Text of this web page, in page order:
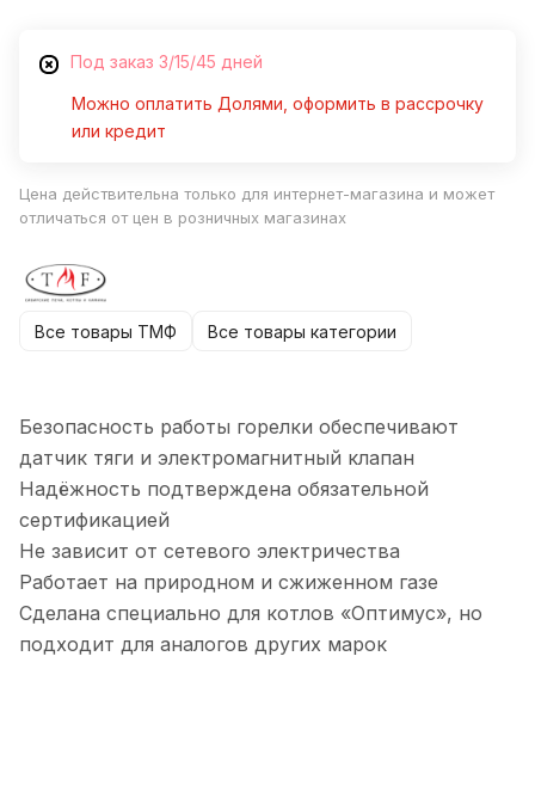
Под заказ 3/15/45 дней
Можно оплатить Долями, оформить в рассрочку
или кредит
Цена действительна только для интернет-магазина и может
отличаться от цен в розничных магазинах
Все товары ТМФ Все товары категории
Безопасность работы горелки обеспечивают
датчик тяги и электромагнитный клапан
Надёжность подтверждена обязательной
сертификацией
Не зависит от сетевого электричества
Работает на природном и сжиженном газе
Сделана специально для котлов «Оптимус», но
подходит для аналогов других марок